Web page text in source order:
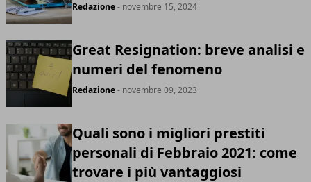
Redazione- novembre 15, 2024
Great Resignation: breve analisi e
numeri del fenomeno
Redazione- novembre 09, 2023
Quali sono i migliori prestiti
personali di Febbraio 2021: come
trovare i più vantaggiosi